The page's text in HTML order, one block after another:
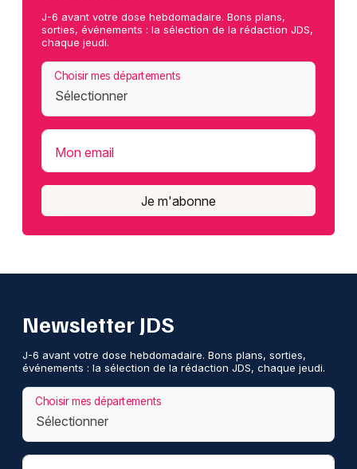
J-6 avant votre dose hebdomadaire. Bons plans,
sorties, événements : la sélection de la rédaction JDS,
chaque jeudi.
Choisir mes départements
Mon email
Je m'abonne
Newsletter JDS
J-6 avant votre dose hebdomadaire. Bons plans, sorties,
événements : la sélection de la rédaction JDS, chaque jeudi.
Choisir mes départements